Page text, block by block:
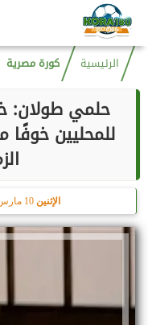
الرئيسية كورة مصرية
حلمي طولان:
للمحليين
الإثنين